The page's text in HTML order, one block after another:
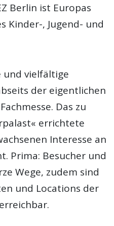
Berlin ist Europas
Kinder-, Jugend- und
und vielfältige
der eigentlichen
Das zu
errichtete
Interesse an
Prima: Besucher und
Wege, zudem sind
und Locations der
erreichbar.